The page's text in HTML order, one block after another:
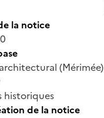
la notice
(Mérimée)
historiques
de la notice